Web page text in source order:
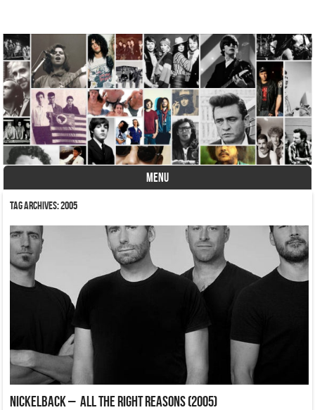
A História do Disco
MENU
Skip to content
Tag Archives:2005
Nickelback – All The Right Reasons (2005)